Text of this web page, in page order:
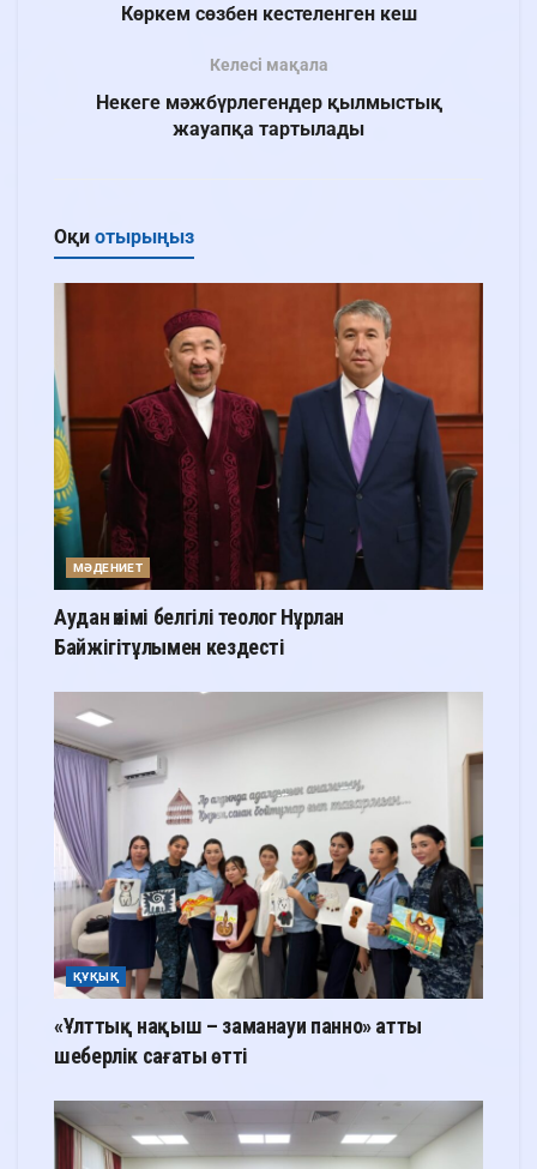
Көркем сөзбен кестеленген кеш
Келесі мақала
Некеге мәжбүрлегендер қылмыстық
жауапқа тартылады
Оқи отырыңыз
МӘДЕНИЕТ
Аудан әкімі белгілі теолог Нұрлан
Байжігітұлымен кездесті
ҚҰҚЫҚ
«Ұлттық нақыш – заманауи панно» атты
шеберлік сағаты өтті